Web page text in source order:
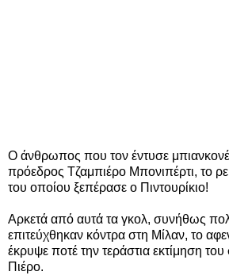
Ο άνθρωπος που τον έντυσε
πρόεδρος Τζαμπιέρο Μπονιπέρτι, το
του οποίου ξεπέρασε ο Πιντουρίκιο!
Αρκετά από αυτά τα γκολ, συνήθως
επιτεύχθηκαν κόντρα στη Μίλαν, το
έκρυψε ποτέ την τεράστια εκτίμηση
Πιέρο.